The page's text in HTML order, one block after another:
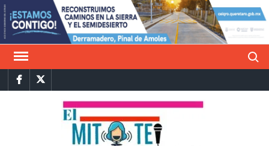
Saltar
al
contenido
FacebookTwitter